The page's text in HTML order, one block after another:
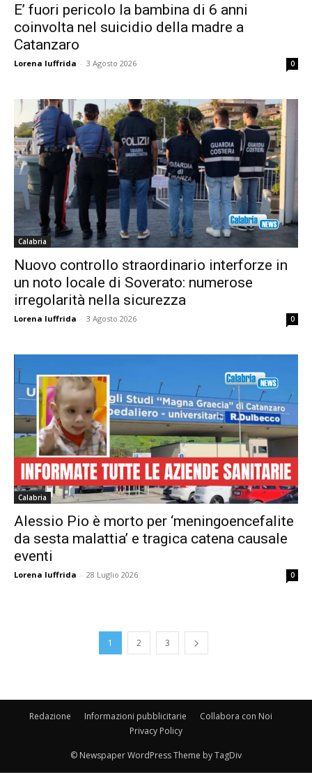
E’ fuori pericolo la bambina di 6 anni
coinvolta nel suicidio della madre a
Catanzaro
Lorena Iuffrida - 3 Agosto 2026 0
Calabria
Nuovo controllo straordinario interforze in
un noto locale di Soverato: numerose
irregolarità nella sicurezza
Lorena Iuffrida - 3 Agosto 2026 0
Calabria
Alessio Pio è morto per ‘meningoencefalite
da sesta malattia’ e tragica catena causale
eventi
Lorena Iuffrida - 28 Luglio 2026 0
1 2 3
Redazione Informazioni pubblicitarie
Collabora con Noi
Privacy Policy
© Newspaper WordPress Theme by TagDiv